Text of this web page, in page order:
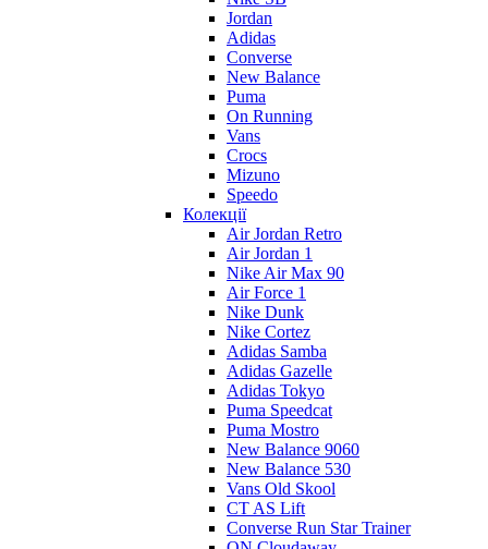
Jordan
Adidas
Converse
New Balance
Puma
On Running
Vans
Crocs
Mizuno
Speedo
Колекції
Air Jordan Retro
Air Jordan 1
Nike Air Max 90
Air Force 1
Nike Dunk
Nike Cortez
Adidas Samba
Adidas Gazelle
Adidas Tokyo
Puma Speedcat
Puma Mostro
New Balance 9060
New Balance 530
Vans Old Skool
CT AS Lift
Converse Run Star Trainer